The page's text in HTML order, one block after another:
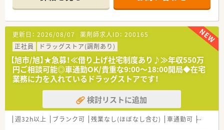
■下総神崎駅より車で5分ほどの場所に位置しており、マイカー
での通勤も可能な利便性の高い調剤併設型のドラッグストアで
す。
■近隣にある総合病院より多科目にわたる処方箋を応需してお
り、1日あたりの枚数は40枚から50枚程度となっております。
■外来調剤に加えて在宅業務にも取り組んでおり、地域医療の担
い手として幅広い薬学的知識を活かしながら活躍できる環境で
す。
【法人特徴について】
■千葉県を中心に約100店舗の調剤拠点を展開しており、ドラッ
グストアから介護事業まで幅広く地域住民の健康を支えていま
す。
更新日： 2026/08/07 薬剤師求人ID： 200165
正社員
ドラッグストア(調剤あり)
【旭市/旭】★急募！≪借り上げ社宅制度あり♪≫年収550万
円ご相談可能◎車通勤OK/貴重な9:00～18:00開局◆在宅
業務に力を入れているドラッグストアです！
検討リストに追加
週32h以上 ブランク可 残業なし(ほぼなし含む) 車通勤可 高給与